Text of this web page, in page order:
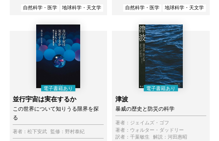
自然科学・医学 地球科学・天文学 自然科学・医学 地球科学・天文学
並行宇宙は実在するか
この世界について知りうる限界を探
る
著者： 松下安武 監修： 野村泰紀
津波
暴威の歴史と防災の科学
著者： ジェイムズ・ゴフ
著者： ウォルター・ダッドリー
訳者： 千葉敏生 解説： 河田惠昭